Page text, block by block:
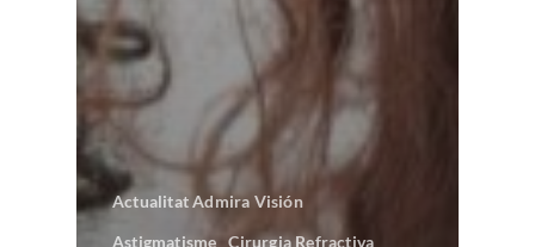
Actualitat Admira Visión
Astigmatisme
Cirurgia Refractiva